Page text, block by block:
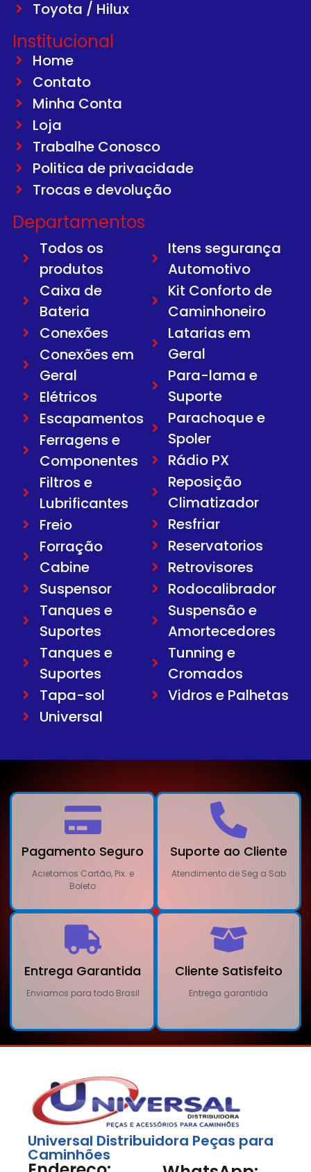
Toyota / Hilux
Institucional
Home
Contato
Minha Conta
Loja
Trabalhe Conosco
Politica de privacidade
Trocas e devolução
Departamentos
Todos os
produtos
Caixa de
Bateria
Conexões
Conexões em
Geral
Elétricos
Escapamentos
Ferragens e
Componentes
Filtros e
Lubrificantes
Freio
Forração
Cabine
Suspensor
Tanques e
Suportes
Tanques e
Suportes
Tapa-sol
Universal
Itens segurança
Automotivo
Kit Conforto de
Caminhoneiro
Latarias em
Geral
Para-lama e
Suporte
Parachoque e
Spoler
Rádio PX
Reposição
Climatizador
Resfriar
Reservatorios
Retrovisores
Rodocalibrador
Suspensão e
Amortecedores
Tunning e
Cromados
Vidros e Palhetas
Pagamento Seguro
Acietamos Cartão, Pix. e
Boleto
Suporte ao Cliente
Atendimento de Seg a Sab
Entrega Garantida
Enviamos para todo Brasil
Cliente Satisfeito
Entrega garantida
Universal Distribuidora Peças para
Caminhões